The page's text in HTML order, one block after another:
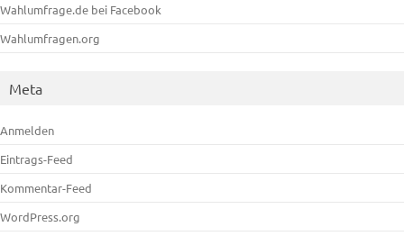
Wahlumfrage.de bei Facebook
Wahlumfragen.org
Meta
Anmelden
Eintrags-Feed
Kommentar-Feed
WordPress.org